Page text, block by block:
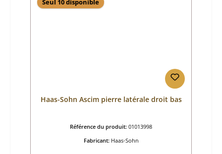
Seul 10 disponible
Haas-Sohn Ascim pierre latérale droit bas
Référence du produit: 01013998
Fabricant: Haas-Sohn